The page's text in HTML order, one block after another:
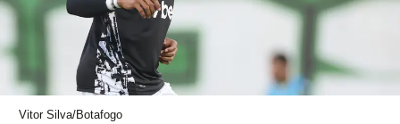
Vitor Silva/Botafogo